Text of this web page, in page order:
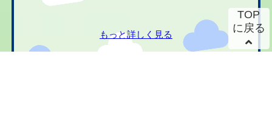
もっと詳しく見る
TOP
に戻る